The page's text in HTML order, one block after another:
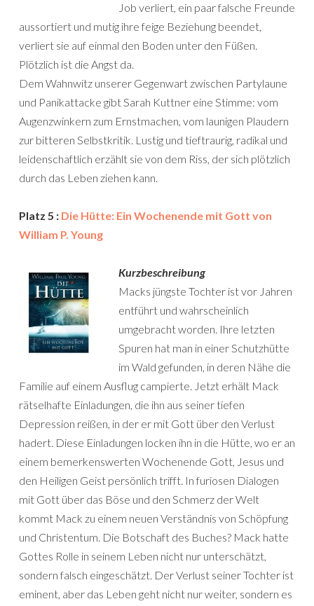
Job verliert, ein paar falsche Freunde
aussortiert und mutig ihre feige Beziehung beendet,
verliert sie auf einmal den Boden unter den Füßen.
Plötzlich ist die Angst da.
Dem Wahnwitz unserer Gegenwart zwischen Partylaune
und Panikattacke gibt Sarah Kuttner eine Stimme: vom
Augenzwinkern zum Ernstmachen, vom launigen Plaudern
zur bitteren Selbstkritik. Lustig und tieftraurig, radikal und
leidenschaftlich erzählt sie von dem Riss, der sich plötzlich
durch das Leben ziehen kann.
Platz 5 : Die Hütte: Ein Wochenende mit Gott von
William P. Young
Kurzbeschreibung
Macks jüngste Tochter ist vor Jahren
entführt und wahrscheinlich
umgebracht worden. Ihre letzten
Spuren hat man in einer Schutzhütte
im Wald gefunden, in deren Nähe die
Familie auf einem Ausflug campierte. Jetzt erhält Mack
rätselhafte Einladungen, die ihn aus seiner tiefen
Depression reißen, in der er mit Gott über den Verlust
hadert. Diese Einladungen locken ihn in die Hütte, wo er an
einem bemerkenswerten Wochenende Gott, Jesus und
den Heiligen Geist persönlich trifft. In furiosen Dialogen
mit Gott über das Böse und den Schmerz der Welt
kommt Mack zu einem neuen Verständnis von Schöpfung
und Christentum. Die Botschaft des Buches? Mack hatte
Gottes Rolle in seinem Leben nicht nur unterschätzt,
sondern falsch eingeschätzt. Der Verlust seiner Tochter ist
eminent, aber das Leben geht nicht nur weiter, sondern es